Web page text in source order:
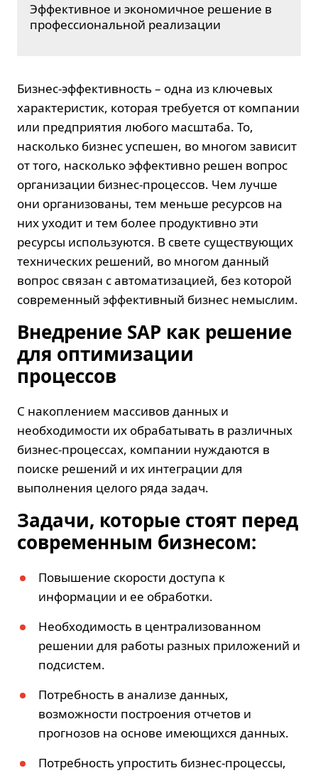
Эффективное и экономичное решение в
профессиональной реализации
Бизнес-эффективность– одна из ключевых
характеристик, которая требуется от компании
или предприятия любого масштаба. То,
насколько бизнес успешен, во многом зависит
от того, насколько эффективно решен вопрос
организации бизнес-процессов. Чем лучше
они организованы, тем меньше ресурсов на
них уходит и тем более продуктивно эти
ресурсы используются. В свете существующих
технических решений, во многом данный
вопрос связан с автоматизацией, без которой
современный эффективный бизнес немыслим.
Внедрение SAP как решение
для оптимизации
процессов
С накоплением массивов данных и
необходимости их обрабатывать в различных
бизнес-процессах, компании нуждаются в
поиске решений и их интеграции для
выполнения целого ряда задач.
Задачи, которые стоят перед
современным бизнесом:
Повышение скорости доступа к
информации и ее обработки.
Необходимость в централизованном
решении для работы разных приложений и
подсистем.
Потребность в анализе данных,
возможности построения отчетов и
прогнозов на основе имеющихся данных.
Потребность упростить бизнес-процессы,